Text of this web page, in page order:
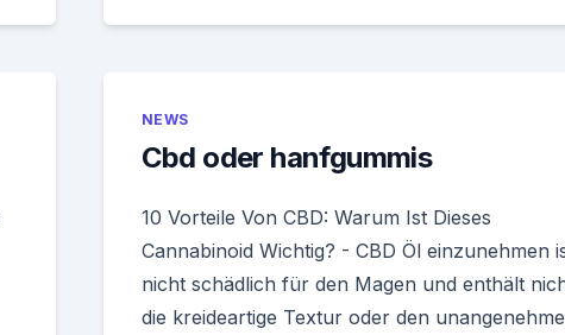
NEWS
Cbd oder hanfgummis
10 Vorteile Von CBD: Warum Ist Dieses
Cannabinoid Wichtig? - CBD Öl einzunehmen
nicht schädlich für den Magen und enthält
die kreideartige Textur oder den